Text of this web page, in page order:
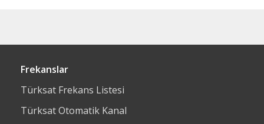
Frekanslar
Türksat Frekans Listesi
Türksat Otomatik Kanal